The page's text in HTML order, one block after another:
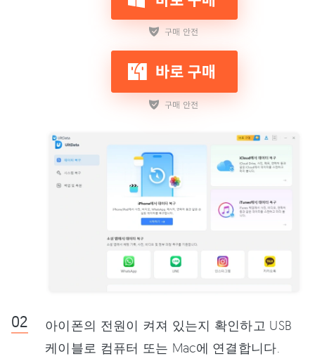
아이폰의 전원이 켜져 있는지 확인하고 USB
케이블로 컴퓨터 또는 Mac에 연결합니다.